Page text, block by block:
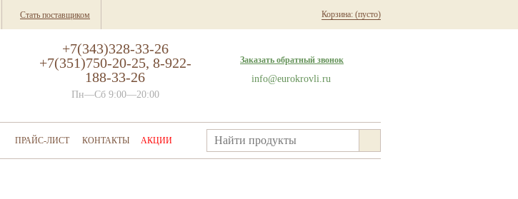
Стать поставщиком Корзина: (пусто)
+7(343)328-33-26
+7(351)750-20-25, 8-922-
188-33-26
Пн—Сб 9:00—20:00
Заказать обратный звонок
info@eurokrovli.ru
ПРАЙС-ЛИСТ КОНТАКТЫ АКЦИИ